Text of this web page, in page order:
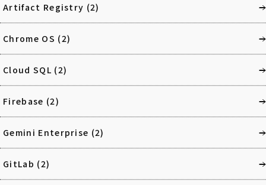
Artifact Registry (2)
Chrome OS (2)
Cloud SQL (2)
Firebase (2)
Gemini Enterprise (2)
GitLab (2)